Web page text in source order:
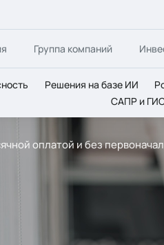
Группа компаний
Решения на базе ИИ
САПР и
оплатой и без